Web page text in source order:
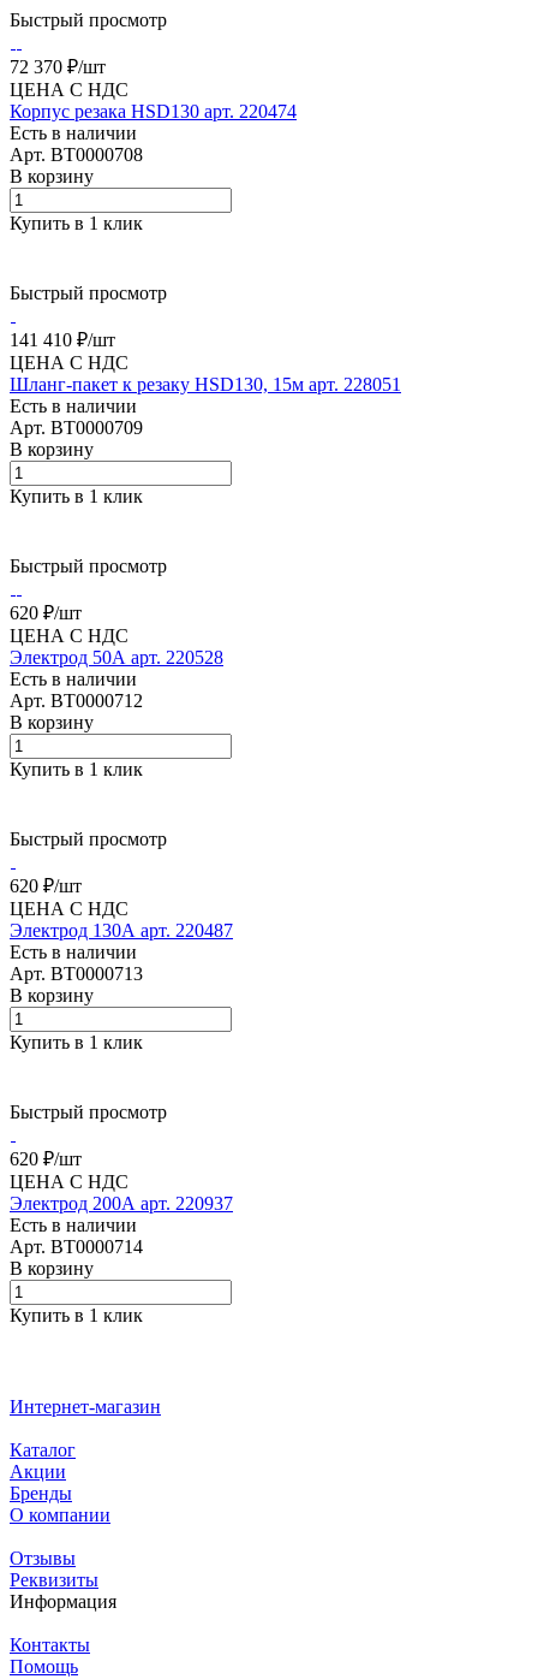
Быстрый просмотр
72 370 ₽/шт
ЦЕНА С НДС
Корпус резака HSD130 арт. 220474
Есть в наличии
Арт. BT0000708
В корзину
Купить в 1 клик
Быстрый просмотр
141 410 ₽/шт
ЦЕНА С НДС
Шланг-пакет к резаку HSD130, 15м арт. 228051
Есть в наличии
Арт. BT0000709
В корзину
Купить в 1 клик
Быстрый просмотр
620 ₽/шт
ЦЕНА С НДС
Электрод 50А арт. 220528
Есть в наличии
Арт. BT0000712
В корзину
Купить в 1 клик
Быстрый просмотр
620 ₽/шт
ЦЕНА С НДС
Электрод 130А арт. 220487
Есть в наличии
Арт. BT0000713
В корзину
Купить в 1 клик
Быстрый просмотр
620 ₽/шт
ЦЕНА С НДС
Электрод 200А арт. 220937
Есть в наличии
Арт. BT0000714
В корзину
Купить в 1 клик
Интернет-магазин
Каталог
Акции
Бренды
О компании
Отзывы
Реквизиты
Информация
Контакты
Помощь